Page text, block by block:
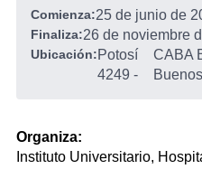
Comienza:25 de junio de
Finaliza:26 de noviembre
Ubicación:Potosí
4249 -
CABA
Organiza:
Instituto Universitario,